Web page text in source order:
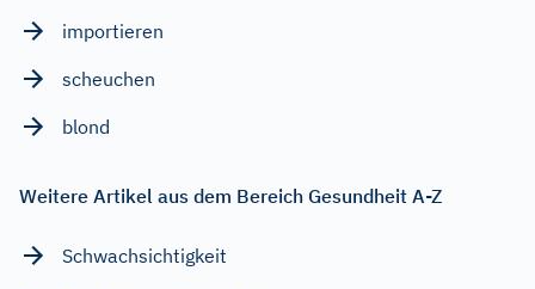
importieren
scheuchen
blond
Weitere Artikel aus dem Bereich Gesundheit A-Z
Schwachsichtigkeit